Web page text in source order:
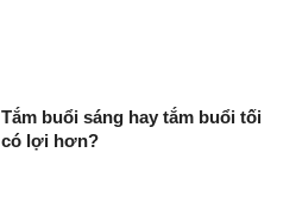
Tắm buổi sáng hay tắm buổi tối
có lợi hơn?